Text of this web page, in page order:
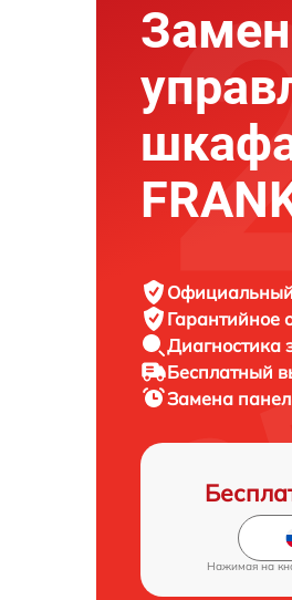
Гарантийное
Диагностика
Бесплатный
Замена
Нажимая на